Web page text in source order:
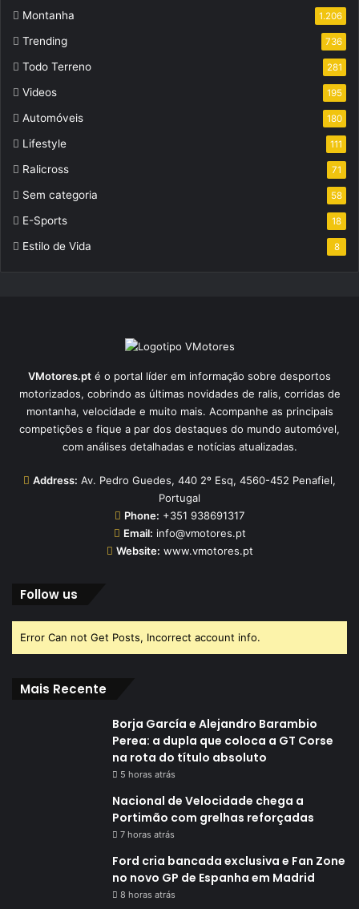
Montanha 1.206
Trending 736
Todo Terreno 281
Videos 195
Automóveis 180
Lifestyle 111
Ralicross 71
Sem categoria 58
E-Sports 18
Estilo de Vida 8
VMotores.pt é o portal líder em informação sobre desportos
motorizados, cobrindo as últimas novidades de ralis, corridas de
montanha, velocidade e muito mais. Acompanhe as principais
competições e fique a par dos destaques do mundo automóvel,
com análises detalhadas e notícias atualizadas.
Address: Av. Pedro Guedes, 440 2º Esq, 4560-452 Penafiel,
Portugal
Phone: +351 938691317
Email: info@vmotores.pt
Website: www.vmotores.pt
Follow us
Error Can not Get Posts, Incorrect account info.
Mais Recente
Borja García e Alejandro Barambio
Perea: a dupla que coloca a GT Corse
na rota do título absoluto
5 horas atrás
Nacional de Velocidade chega a
Portimão com grelhas reforçadas
7 horas atrás
Ford cria bancada exclusiva e Fan Zone
no novo GP de Espanha em Madrid
8 horas atrás